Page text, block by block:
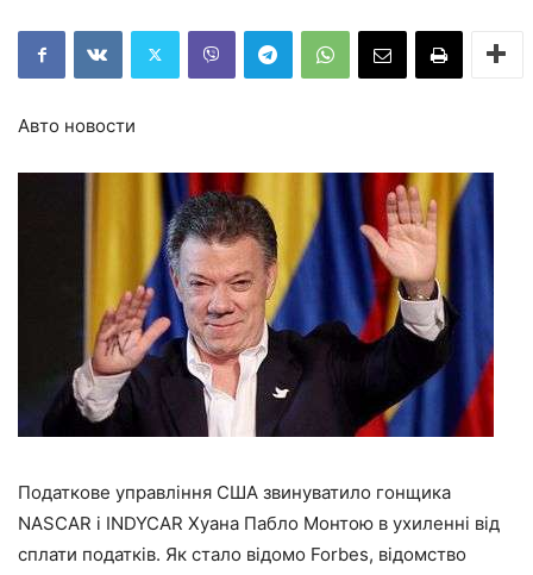
Авто новости
Податкове управління США звинуватило гонщика
NASCAR і INDYCAR Хуана Пабло Монтою в ухиленні від
сплати податків. Як стало відомо Forbes, відомство